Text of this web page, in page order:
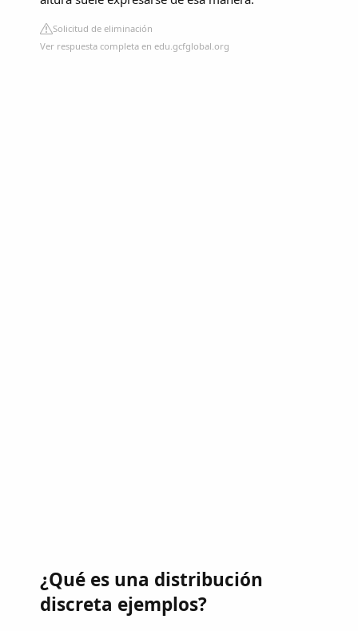
Solicitud de eliminación
Ver respuesta completa en edu.gcfglobal.org
¿Qué es una distribución
discreta ejemplos?